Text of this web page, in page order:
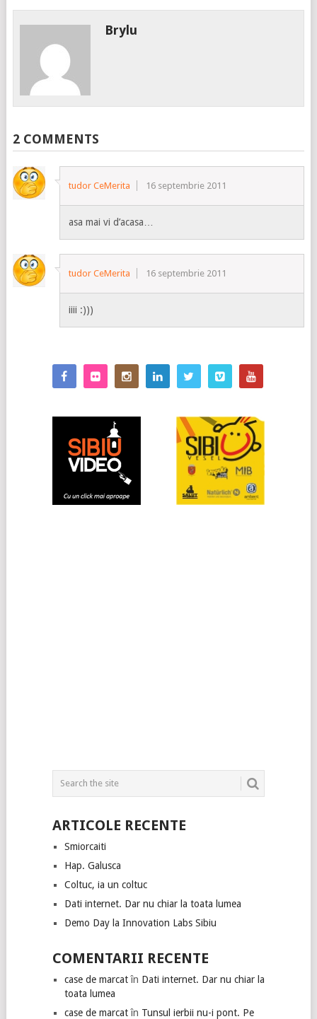
Brylu
2 COMMENTS
tudor CeMerita 16 septembrie 2011
asa mai vi d’acasa…
tudor CeMerita 16 septembrie 2011
iiii :)))
ARTICOLE RECENTE
Smiorcaiti
Hap. Galusca
Coltuc, ia un coltuc
Dati internet. Dar nu chiar la toata lumea
Demo Day la Innovation Labs Sibiu
COMENTARII RECENTE
case de marcatîn Dati internet. Dar nu chiar la
toata lumea
case de marcatîn Tunsul ierbii nu-i pont. Pe